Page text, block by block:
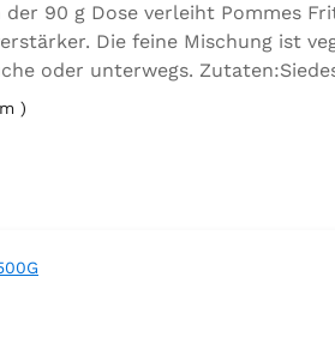
der 90 g Dose verleiht
Die feine Mischung ist
oder unterwegs.
Folsäure,
)